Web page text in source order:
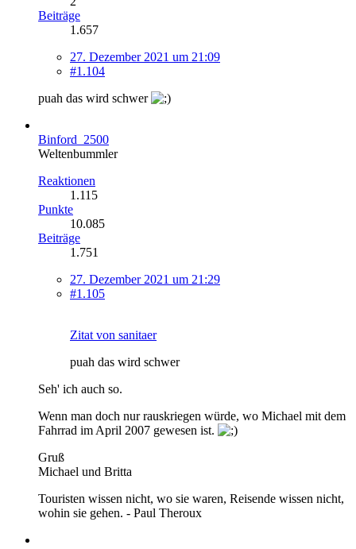
Beiträge
1.657
27. Dezember 2021 um 21:09
#1.104
puah das wird schwer
Binford_2500
Weltenbummler
Reaktionen
1.115
Punkte
10.085
Beiträge
1.751
27. Dezember 2021 um 21:29
#1.105
Zitat von sanitaer
puah das wird schwer
Seh' ich auch so.
Wenn man doch nur rauskriegen würde, wo Michael mit dem
Fahrrad im April 2007 gewesen ist.
Gruß
Michael und Britta
Touristen wissen nicht, wo sie waren, Reisende wissen nicht,
wohin sie gehen. - Paul Theroux